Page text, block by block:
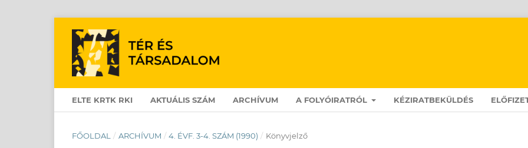
ELTE KRTK RKI AKTUÁLIS SZÁM ARCHÍVUM A FOLYÓIRATRÓL KÉZIRATBEKÜLDÉS
FŐOLDAL / ARCHÍVUM / 4. ÉVF. 3-4. SZÁM (1990) / Könyvjelző